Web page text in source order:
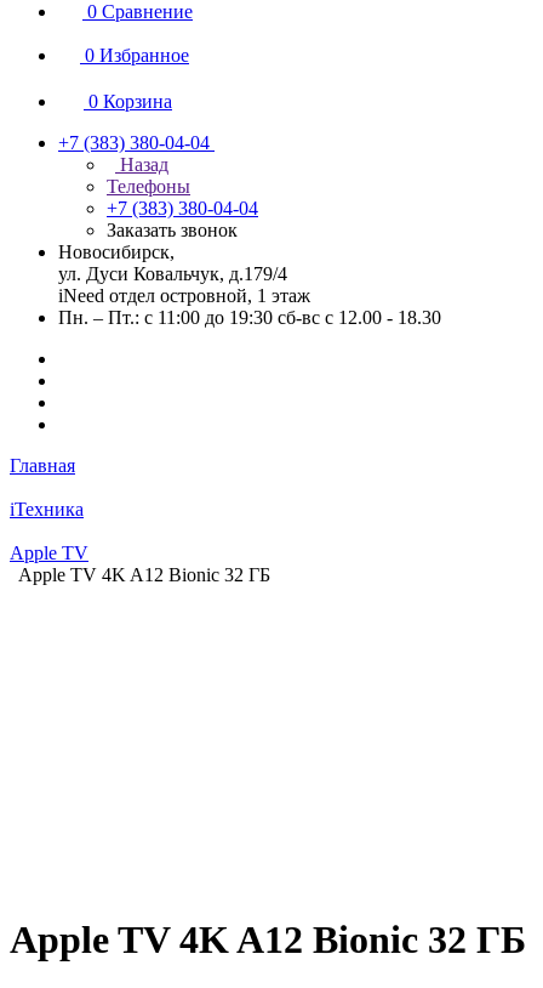
0 Сравнение
0 Избранное
0 Корзина
+7 (383) 380-04-04
Назад
Телефоны
+7 (383) 380-04-04
Заказать звонок
Новосибирск,
ул. Дуси Ковальчук, д.179/4
iNeed отдел островной, 1 этаж
Пн. – Пт.: с 11:00 до 19:30 сб-вс с 12.00 - 18.30
Главная
iТехника
Apple TV
Apple TV 4K A12 Bionic 32 ГБ
Apple TV 4K A12 Bionic 32 ГБ